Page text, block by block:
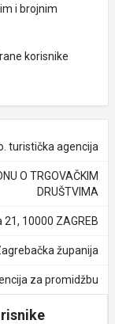
i brojnim
korisnike
turistička agencija
O TRGOVAČKIM
DRUŠTVIMA
21, 10000 ZAGREB
županija
za promidžbu